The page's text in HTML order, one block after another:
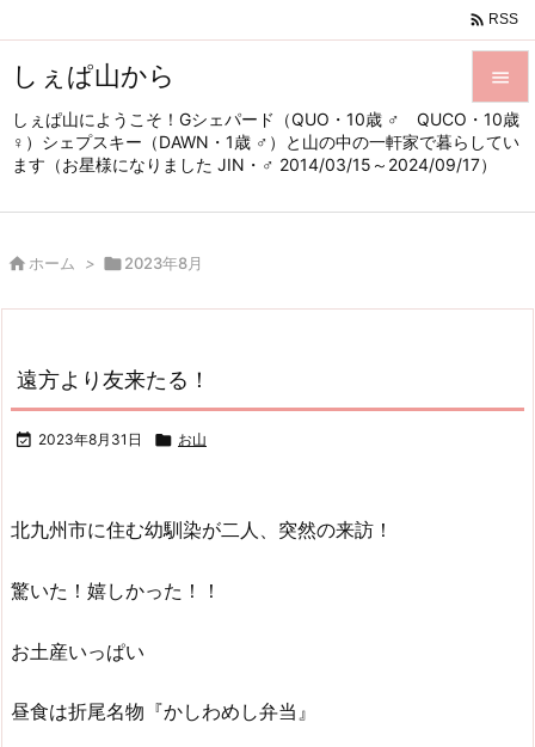
しぇぱ山から
しぇぱ山にようこそ！Gシェパード（QUO・10歳 ♂ QUCO・10歳
♀）シェプスキー（DAWN・1歳 ♂）と山の中の一軒家で暮らしてい
ます（お星様になりました JIN・♂ 2014/03/15～2024/09/17）


メニュ
サイド

 RSS
 ホーム > 2023年8月
遠方より友来たる！
 2023年8月31日  お山
北九州市に住む幼馴染が二人、突然の来訪！
驚いた！嬉しかった！！
お土産いっぱい
昼食は折尾名物『かしわめし弁当』